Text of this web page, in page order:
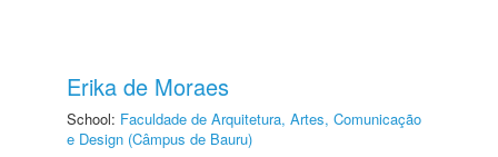
Erika de Moraes
School: Faculdade de Arquitetura, Artes, Comunicação
e Design (Câmpus de Bauru)